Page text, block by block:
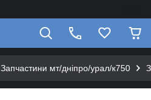
Запчастини мт/дніпро/урал/к750